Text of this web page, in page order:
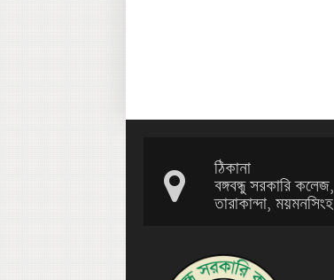
ঠিকানা
বঙ্গবন্ধু সরকারি কলেজ,
তারাকান্দা, ময়মনসিংহ